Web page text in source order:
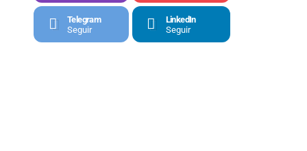
Telegram
Seguir
LinkedIn
Seguir